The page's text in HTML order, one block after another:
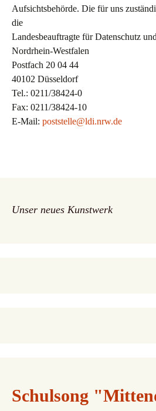
Aufsichtsbehörde. Die für uns
die
Landesbeauftragte für Datenschutz
Nordrhein-Westfalen
Postfach 20 04 44
40102 Düsseldorf
Tel.: 0211/38424-0
Fax: 0211/38424-10
E-Mail: poststelle@ldi.nrw.de
Unser neues Kunstwerk
Schulsong